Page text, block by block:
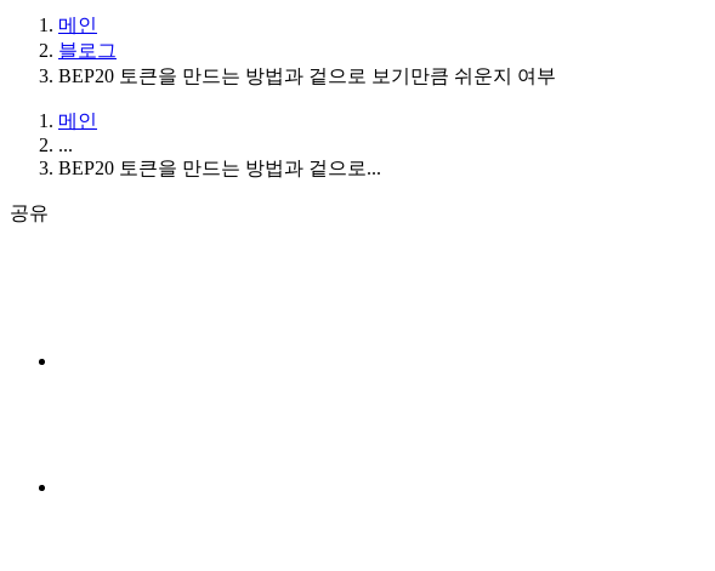
메인
블로그
BEP20 토큰을 만드는 방법과 겉으로 보기만큼 쉬운지 여부
메인
...
BEP20 토큰을 만드는 방법과 겉으로...
공유